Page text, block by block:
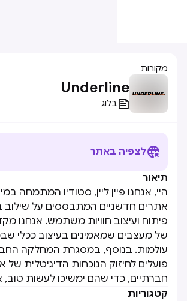
מקורות
Underline
בלוג
לצפיה באתר
תיאור
היי, אנחנו פיין ליין, סטודיו המתמחה
אתרים חדשניים המתבססים על שילוב
פיתוח ועיצוב חוויות משתמש. אנחנו
של מעצבים שמאמינים בעיצוב ככלי
עולמות. בנוסף, במסגרת המחלקה
פועלים לחיזוק הנוכחות הדיגיטלית של
חברתיים, כדי שהם ימשיכו לעשות טוב,
קטגוריות